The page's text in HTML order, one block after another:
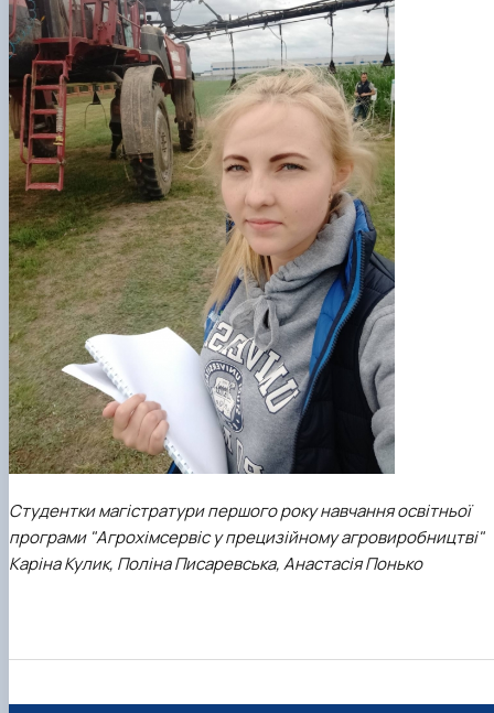
Студентки магістратури першого року навчання освітньої
програми "Агрохімсервіс у прецизійному агровиробництві"
Каріна Кулик, Поліна Писаревська, Анастасія Понько